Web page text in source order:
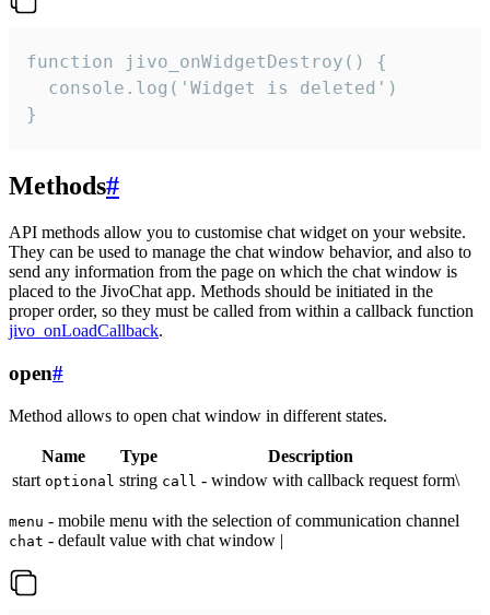
function jivo_onWidgetDestroy() {
  console.log('Widget is deleted')
}
Methods#
API methods allow you to customise chat widget on your website.
They can be used to manage the chat window behavior, and also to
send any information from the page on which the chat window is
placed to the JivoChat app. Methods should be initiated in the
proper order, so they must be called from within a callback function
jivo_onLoadCallback.
open#
Method allows to open chat window in different states.
Name Type
Description
start optional string call - window with callback request form\
menu - mobile menu with the selection of communication channel
chat - default value with chat window |